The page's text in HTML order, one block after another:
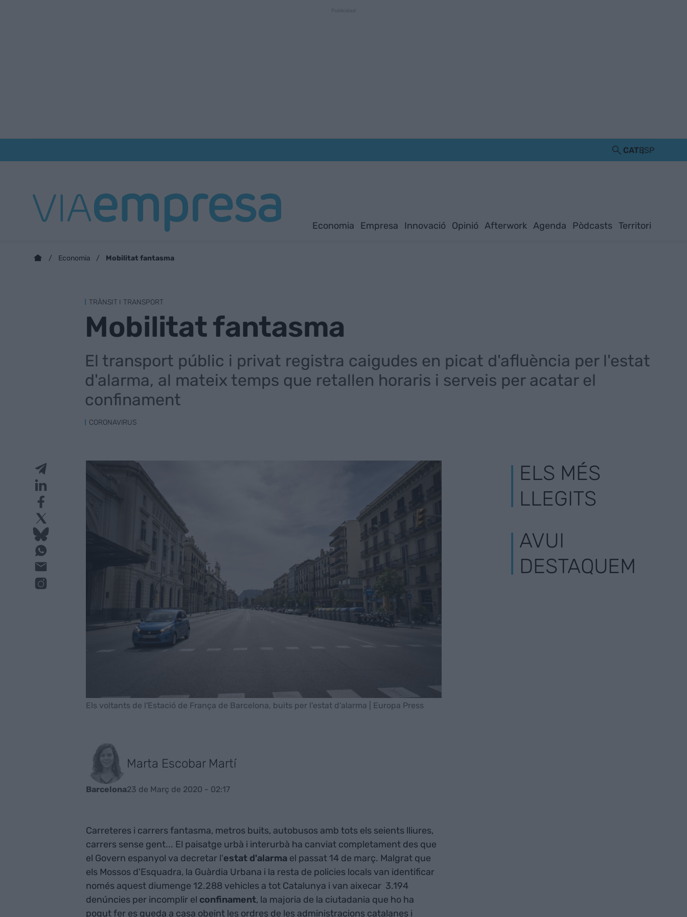
CATESP
Economia Empresa Innovació Opinió Afterwork Agenda Pòdcasts Territori
Economia Mobilitat fantasma
TRÀNSIT I TRANSPORT
Mobilitat fantasma
El transport públic i privat registra caigudes en picat d'afluència per l'estat
d'alarma, al mateix temps que retallen horaris i serveis per acatar el
confinament
CORONAVIRUS
Els voltants de l'Estació de França de Barcelona, buits per l'estat d'alarma | Europa Press
Marta Escobar Martí
Barcelona23 de Març de 2020 - 02:17
Carreteres i carrers fantasma, metros buits, autobusos amb tots els seients lliures,
carrers sense gent... El paisatge urbà i interurbà ha canviat completament des que
el Govern espanyol va decretar l'estat d'alarmael passat 14 de març. Malgrat que
els Mossos d'Esquadra, la Guàrdia Urbana i la resta de policies locals van identificar
només aquest diumenge 12.288 vehicles a tot Catalunya i van aixecar 3.194
denúncies per incomplir el confinament, la majoria de la ciutadania que ho ha
pogut fer es queda a casa obeint les ordres de les administracions catalanes i
ELS MÉS
LLEGITS
AVUI
DESTAQUEM